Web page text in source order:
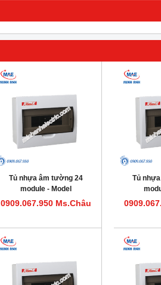
Tủ nhựa âm tường 24
module - Model
HDPZ50PR24IP30F
0909.067.950 Ms.Châu
Tủ